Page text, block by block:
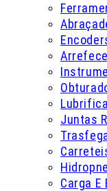
Juntas
Carga E